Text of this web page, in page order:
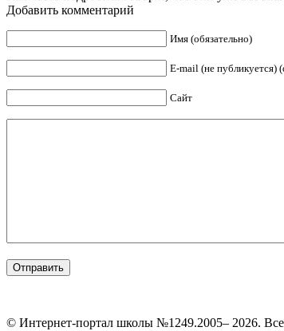
Добавить комментарий
Имя (обязательно)
E-mail (не публикуется)
Сайт
© Интернет-портал школы №1249.2005– 2026.